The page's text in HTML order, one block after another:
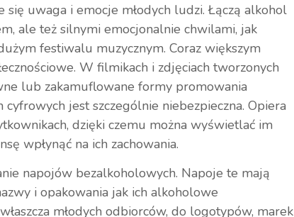
uwaga i emocje młodych ludzi. Łączą alkohol
ale też silnymi emocjonalnie chwilami, jak
festiwalu muzycznym. Coraz większym
W filmikach i zdjęciach tworzonych
lub zakamuflowane formy promowania
jest szczególnie niebezpieczna. Opiera
dzięki czemu można wyświetlać im
wpłynąć na ich zachowania.
napojów bezalkoholowych. Napoje te mają
i opakowania jak ich alkoholowe
młodych odbiorców, do logotypów, marek